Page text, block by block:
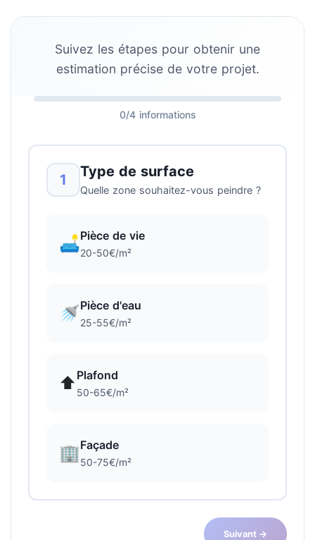
Suivez les étapes pour obtenir une
estimation précise de votre projet.
0/4 informations
1 Type de surface
Quelle zone souhaitez-vous peindre ?
🛋️Pièce de vie
20-50€/m²
🚿Pièce d'eau
25-55€/m²
⬆️ Plafond
50-65€/m²
🏢Façade
50-75€/m²
Suivant →